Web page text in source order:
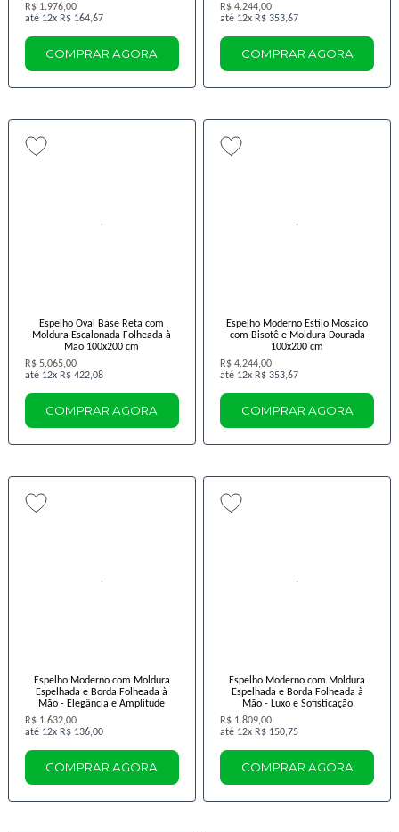
R$ 1.976,00
12x R$ 164,67
COMPRAR AGORA
R$ 4.244,00
12x R$ 353,67
COMPRAR AGORA
Espelho Oval Base Reta com
Moldura Escalonada Folheada à
Mão 100x200 cm
R$ 5.065,00
12x R$ 422,08
COMPRAR AGORA
Espelho Moderno Estilo Mosaico
com Bisotê e Moldura Dourada
100x200 cm
R$ 4.244,00
12x R$ 353,67
COMPRAR AGORA
Espelho Moderno com Moldura
Espelhada e Borda Folheada à
Mão - Elegância e Amplitude
R$ 1.632,00
12x R$ 136,00
COMPRAR AGORA
Espelho Moderno com Moldura
Espelhada e Borda Folheada à
Mão - Luxo e Sofisticação
R$ 1.809,00
12x R$ 150,75
COMPRAR AGORA